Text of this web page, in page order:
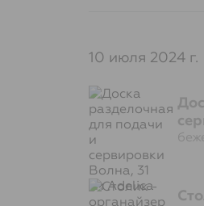
10 июля 2024 г.